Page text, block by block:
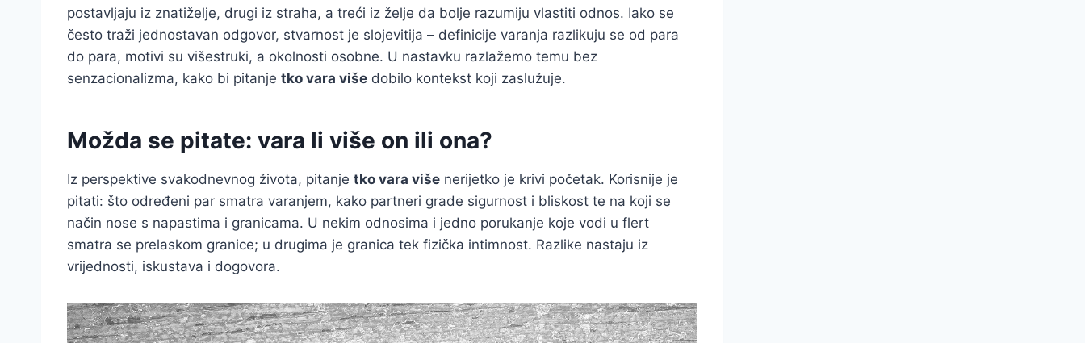
postavljaju iz znatiželje, drugi iz straha, a treći iz želje da bolje razumiju vlastiti odnos. Iako se
često traži jednostavan odgovor, stvarnost je slojevitija – definicije varanja razlikuju se od para
do para, motivi su višestruki, a okolnosti osobne. U nastavku razlažemo temu bez
senzacionalizma, kako bi pitanje tko vara više dobilo kontekst koji zaslužuje.
Možda se pitate: vara li više on ili ona?
Iz perspektive svakodnevnog života, pitanje tko vara više nerijetko je krivi početak. Korisnije je
pitati: što određeni par smatra varanjem, kako partneri grade sigurnost i bliskost te na koji se
način nose s napastima i granicama. U nekim odnosima i jedno porukanje koje vodi u flert
smatra se prelaskom granice; u drugima je granica tek fizička intimnost. Razlike nastaju iz
vrijednosti, iskustava i dogovora.